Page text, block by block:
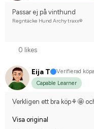
Passar ej på vinthund
Regntäcke Hund Archy traxx®
0 likes
Eija T
Verifierad
Capable Learner
Verkligen ett bra köp⚘🤩
Visa original